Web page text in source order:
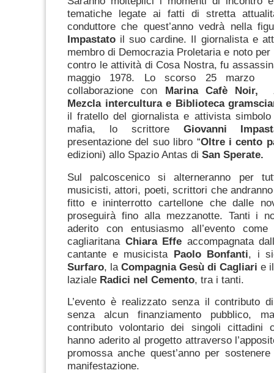
tematiche legate ai fatti di stretta
conduttore che quest’anno vedrà nella
Impastato il suo cardine. Il giornalista e
membro di Democrazia Proletaria e noto per
contro le attività di Cosa Nostra, fu
maggio 1978. Lo scorso 25 marzo
collaborazione con Marina Cafè Noir,
Mezcla intercultura e Biblioteca
il fratello del giornalista e attivista
mafia, lo scrittore Giovanni
presentazione del suo libro “Oltre i cento
edizioni) allo Spazio Antas di San Sperate.
Sul palcoscenico si alterneranno per
musicisti, attori, poeti, scrittori che
fitto e ininterrotto cartellone che dalle
proseguirà fino alla mezzanotte. Tanti i
aderito con entusiasmo all’evento
cagliaritana Chiara Effe accompagnata
cantante e musicista Paolo Bonfanti, i
Surfaro, la Compagnia Gesù di Cagliari e
laziale Radici nel Cemento, tra i tanti.
L’evento è realizzato senza il contributo
senza alcun finanziamento pubblico,
contributo volontario dei singoli cittadini
hanno aderito al progetto attraverso
promossa anche quest’anno per
manifestazione.